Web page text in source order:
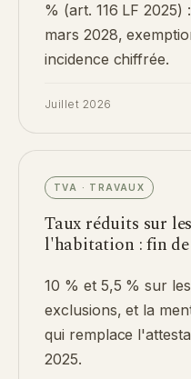
% (art. 116 LF
mars 2028,
incidence chiffrée.
Juillet 2026
TVA · TRAVAUX
Taux réduits sur
l'habitation : fin
10 % et 5,5 % sur
exclusions, et la
qui remplace
2025.